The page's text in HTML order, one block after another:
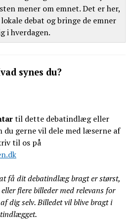
mener om emnet. Det er her,
debat og bringe de emner
i hverdagen.
synes du?
til dette debatindlæg eller
du gerne vil dele med læserne af
til os på
få dit debatindlæg bragt er størst,
flere billeder med relevans for
dig selv. Billedet vil blive bragt i